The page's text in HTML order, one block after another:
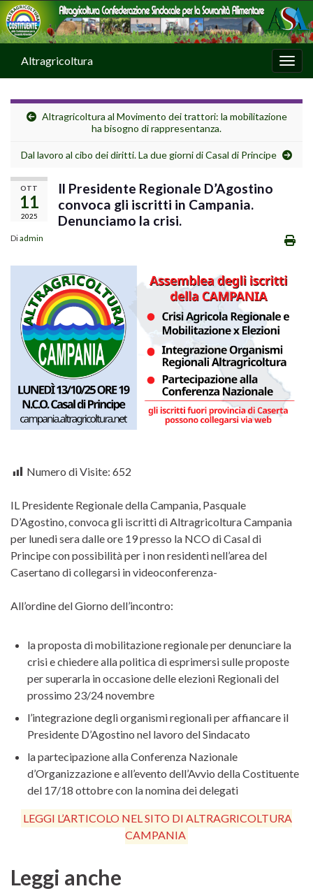
Altragricoltura
Altragricoltura al Movimento dei trattori: la mobilitazione
ha bisogno di rappresentanza.
Dal lavoro al cibo dei diritti. La due giorni di Casal di Principe
OTT
11
2025
Il Presidente Regionale D’Agostino
convoca gli iscritti in Campania.
Denunciamo la crisi.
Diadmin
Numero di Visite: 652
IL Presidente Regionale della Campania, Pasquale
D’Agostino, convoca gli iscritti di Altragricoltura Campania
per lunedi sera dalle ore 19 presso la NCO di Casal di
Principe con possibilità per i non residenti nell’area del
Casertano di collegarsi in videoconferenza-
All’ordine del Giorno dell’incontro:
la proposta di mobilitazione regionale per denunciare la
crisi e chiedere alla politica di esprimersi sulle proposte
per superarla in occasione delle elezioni Regionali del
prossimo 23/24 novembre
l’integrazione degli organismi regionali per affiancare il
Presidente D’Agostino nel lavoro del Sindacato
la partecipazione alla Conferenza Nazionale
d’Organizzazione e all’evento dell’Avvio della Costituente
del 17/18 ottobre con la nomina dei delegati
LEGGI L’ARTICOLO NEL SITO DI ALTRAGRICOLTURA
CAMPANIA
Leggi anche